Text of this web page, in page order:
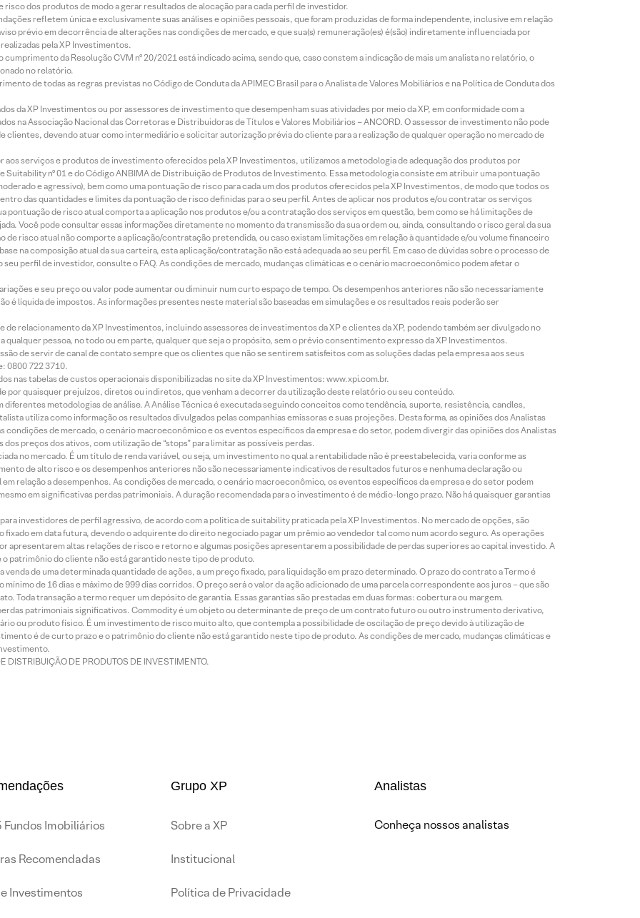
dos produtos de modo a gerar resultados de alocação para cada perfil de investidor.
refletem única e exclusivamente suas análises e opiniões pessoais, que foram produzidas de forma independente, inclusive em relação
prévio em decorrência de alterações nas condições de mercado, e que sua(s) remuneração(es) é(são) indiretamente influenciada por
pela XP Investimentos.
da Resolução CVM nº 20/2021 está indicado acima, sendo que, caso constem a indicação de mais um analista no relatório, o
no relatório.
de todas as regras previstas no Código de Conduta da APIMEC Brasil para o Analista de Valores Mobiliários e na Política de Conduta dos
da XP Investimentos ou por assessores de investimento que desempenham suas atividades por meio da XP, em conformidade com a
na Associação Nacional das Corretoras e Distribuidoras de Títulos e Valores Mobiliários – ANCORD. O assessor de investimento não pode
devendo atuar como intermediário e solicitar autorização prévia do cliente para a realização de qualquer operação no mercado de
aos serviços e produtos de investimento oferecidos pela XP Investimentos, utilizamos a metodologia de adequação dos produtos por
nº 01 e do Código ANBIMA de Distribuição de Produtos de Investimento. Essa metodologia consiste em atribuir uma pontuação
e agressivo), bem como uma pontuação de risco para cada um dos produtos oferecidos pela XP Investimentos, de modo que todos os
das quantidades e limites da pontuação de risco definidas para o seu perfil. Antes de aplicar nos produtos e/ou contratar os serviços
de risco atual comporta a aplicação nos produtos e/ou a contratação dos serviços em questão, bem como se há limitações de
Você pode consultar essas informações diretamente no momento da transmissão da sua ordem ou, ainda, consultando o risco geral da sua
de risco atual não comporte a aplicação/contratação pretendida, ou caso existam limitações em relação à quantidade e/ou volume financeiro
na composição atual da sua carteira, esta aplicação/contratação não está adequada ao seu perfil. Em caso de dúvidas sobre o processo de
perfil de investidor, consulte o FAQ. As condições de mercado, mudanças climáticas e o cenário macroeconômico podem afetar o
e seu preço ou valor pode aumentar ou diminuir num curto espaço de tempo. Os desempenhos anteriores não são necessariamente
é líquida de impostos. As informações presentes neste material são baseadas em simulações e os resultados reais poderão ser
relacionamento da XP Investimentos, incluindo assessores de investimentos da XP e clientes da XP, podendo também ser divulgado no
qualquer pessoa, no todo ou em parte, qualquer que seja o propósito, sem o prévio consentimento expresso da XP Investimentos.
de servir de canal de contato sempre que os clientes que não se sentirem satisfeitos com as soluções dadas pela empresa aos seus
0800 722 3710.
nas tabelas de custos operacionais disponibilizadas no site da XP Investimentos: www.xpi.com.br.
por quaisquer prejuízos, diretos ou indiretos, que venham a decorrer da utilização deste relatório ou seu conteúdo.
diferentes metodologias de análise. A Análise Técnica é executada seguindo conceitos como tendência, suporte, resistência, candles,
utiliza como informação os resultados divulgados pelas companhias emissoras e suas projeções. Desta forma, as opiniões dos Analistas
condições de mercado, o cenário macroeconômico e os eventos específicos da empresa e do setor, podem divergir das opiniões dos Analistas
preços dos ativos, com utilização de “stops” para limitar as possíveis perdas.
no mercado. É um título de renda variável, ou seja, um investimento no qual a rentabilidade não é preestabelecida, varia conforme as
de alto risco e os desempenhos anteriores não são necessariamente indicativos de resultados futuros e nenhuma declaração ou
relação a desempenhos. As condições de mercado, o cenário macroeconômico, os eventos específicos da empresa e do setor podem
em significativas perdas patrimoniais. A duração recomendada para o investimento é de médio-longo prazo. Não há quaisquer garantias
investidores de perfil agressivo, de acordo com a política de suitability praticada pela XP Investimentos. No mercado de opções, são
em data futura, devendo o adquirente do direito negociado pagar um prêmio ao vendedor tal como num acordo seguro. As operações
apresentarem altas relações de risco e retorno e algumas posições apresentarem a possibilidade de perdas superiores ao capital investido. A
patrimônio do cliente não está garantido neste tipo de produto.
de uma determinada quantidade de ações, a um preço fixado, para liquidação em prazo determinado. O prazo do contrato a Termo é
de 16 dias e máximo de 999 dias corridos. O preço será o valor da ação adicionado de uma parcela correspondente aos juros – que são
Toda transação a termo requer um depósito de garantia. Essas garantias são prestadas em duas formas: cobertura ou margem.
patrimoniais significativos. Commodity é um objeto ou determinante de preço de um contrato futuro ou outro instrumento derivativo,
ou produto físico. É um investimento de risco muito alto, que contempla a possibilidade de oscilação de preço devido à utilização de
é de curto prazo e o patrimônio do cliente não está garantido neste tipo de produto. As condições de mercado, mudanças climáticas e
DISTRIBUIÇÃO DE PRODUTOS DE INVESTIMENTO.
Fundos Imobiliários
Recomendadas
Investimentos
Grupo XP
Sobre a XP
Institucional
Política de Privacidade
Analistas
Conheça nossos analistas